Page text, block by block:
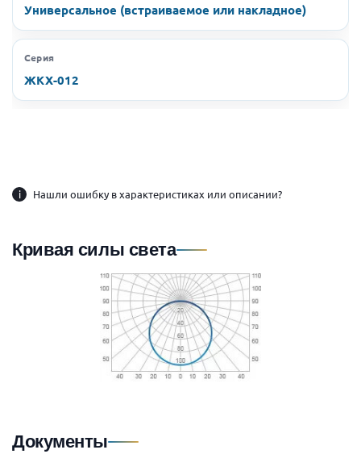
Универсальное (встраиваемое или накладное)
Серия
ЖКХ-012
i Нашли ошибку в характеристиках или описании?
Кривая силы света
Документы